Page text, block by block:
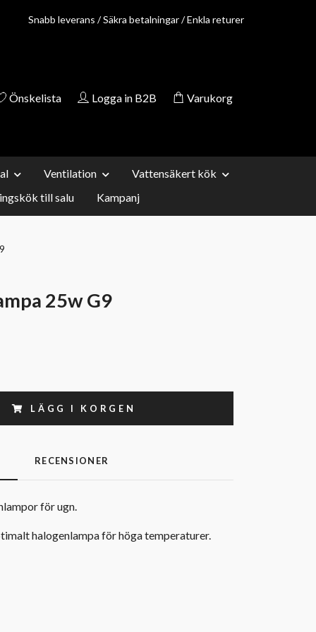
Snabb leverans / Säkra betalningar / Enkla returer
Önskelista Logga in B2B Varukorg
Ventilation
Vattensäkert kök
till salu
Kampanj
25w G9
LÄGG I KORGEN
RECENSIONER
för ugn.
halogenlampa för höga temperaturer.